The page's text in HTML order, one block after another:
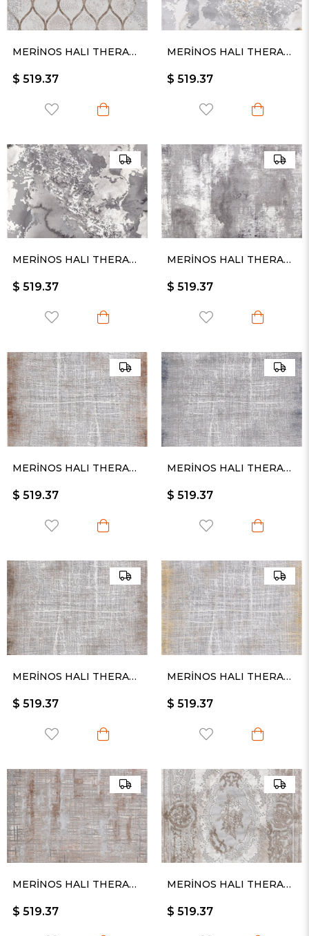
MERİNOS HALI THERAPY 19111 080
$ 519.37
MERİNOS HALI THERAPY 19112 095
$ 519.37
MERİNOS HALI THERAPY 19112 096
$ 519.37
MERİNOS HALI THERAPY 19114 096
$ 519.37
MERİNOS HALI THERAPY 19116 020
$ 519.37
MERİNOS HALI THERAPY 19116 030
$ 519.37
MERİNOS HALI THERAPY 19116 080
$ 519.37
MERİNOS HALI THERAPY 19116 095
$ 519.37
MERİNOS HALI THERAPY 19117 020
$ 519.37
MERİNOS HALI THERAPY 19120 080
$ 519.37